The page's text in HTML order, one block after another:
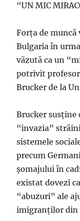
“UN MIC
Forţa de
Bulgaria în
văzută ca un
potrivit
Brucker de la
Brucker
“invazia”
sistemele
precum
şomajului în
existat dovezi
“abuzuri” ale
imigranţilor din